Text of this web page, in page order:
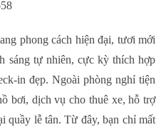
phong cách hiện đại, tươi mới
sáng tự nhiên, cực kỳ thích hợp
in đẹp. Ngoài phòng nghỉ tiện
bơi, dịch vụ cho thuê xe, hỗ trợ
quầy lễ tân. Từ đây, bạn chỉ mất